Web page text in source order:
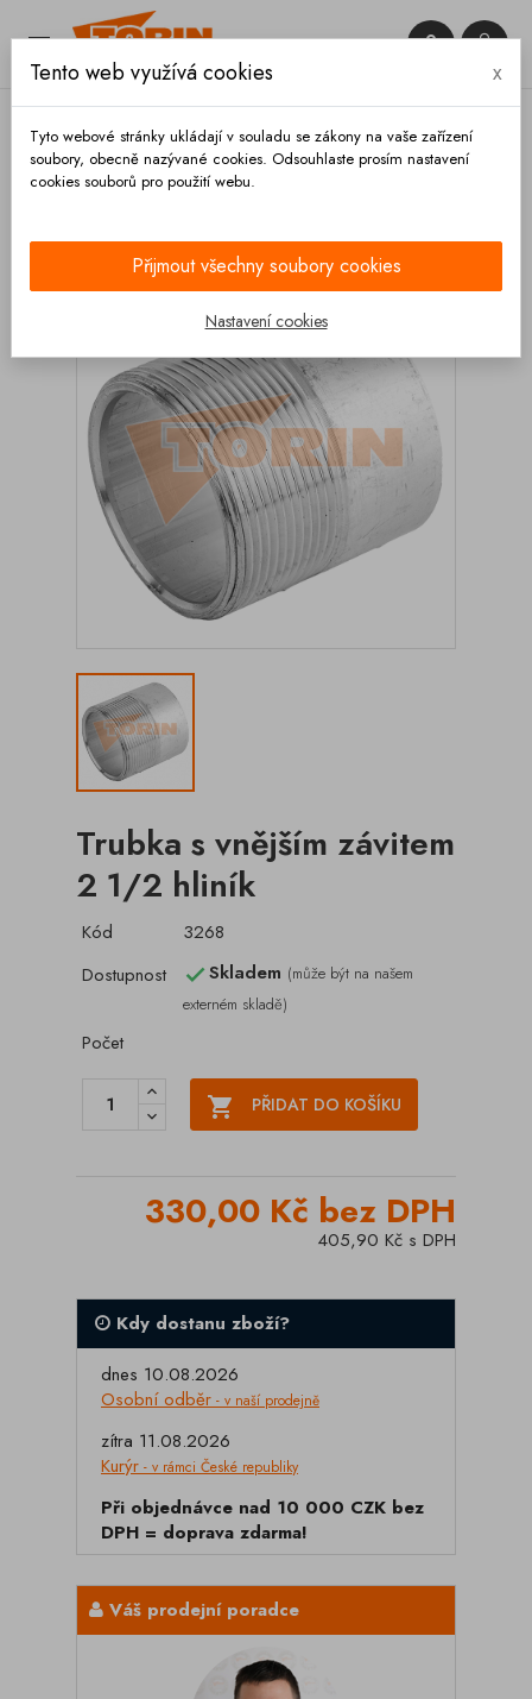
 

Trubka s vnějším závitem
2 1/2 hliník
Kód
3268
Dostupnost
Skladem (může být na našem
externém skladě)
Počet
 PŘIDAT DO KOŠÍKU
330,00 Kč bez DPH
405,90 Kč s DPH
Kdy dostanu zboží?
dnes 10.08.2026
Osobní odběr - v naší prodejně
zítra 11.08.2026
Kurýr - v rámci České republiky
Při objednávce nad 10 000 CZK bez
DPH = doprava zdarma!
Váš prodejní poradce
Tento web využívá cookies x
Tyto webové stránky ukládají v souladu se zákony na vaše zařízení
soubory, obecně nazývané cookies. Odsouhlaste prosím nastavení
cookies souborů pro použití webu.
Přijmout všechny soubory cookies
Nastavení cookies